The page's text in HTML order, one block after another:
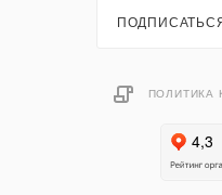
ПОЛИТИКА